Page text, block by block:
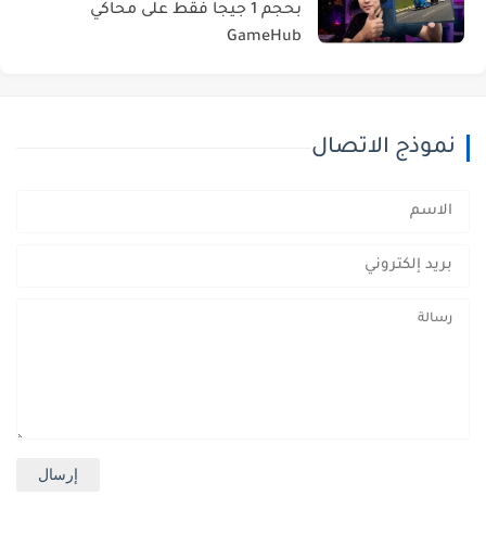
بحجم 1 جيجا فقط على محاكي
GameHub
نموذج الاتصال